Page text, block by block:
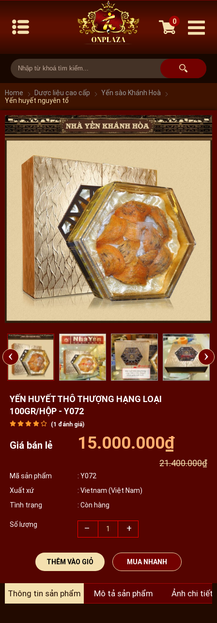
0
Home Dược liệu cao cấp
Yến sào Khánh Hoà
Yến huyết nguyên tổ
‹ ›
YẾN HUYẾT THÔ THƯỢNG HẠNG LOẠI
100GR/HỘP - Y072
(1 đánh giá)
Giá bán lẻ 15.000.000₫
21.400.000₫
Mã sản phẩm
: Y072
Xuất xứ
: Vietnam (Việt Nam)
Tình trạng
: Còn hàng
Số lượng – +
THÊM VÀO GIỎ MUA NHANH
Thông tin sản phẩm Mô tả sản phẩm Ảnh chi tiết